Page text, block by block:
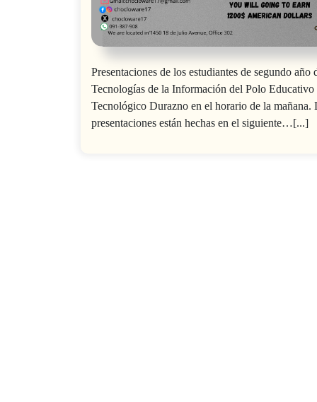
Presentaciones de los estudiantes de segundo año
Tecnologías de la Información del Polo Educativo
Tecnológico Durazno en el horario de la mañana.
presentaciones están hechas en el siguiente…[...]